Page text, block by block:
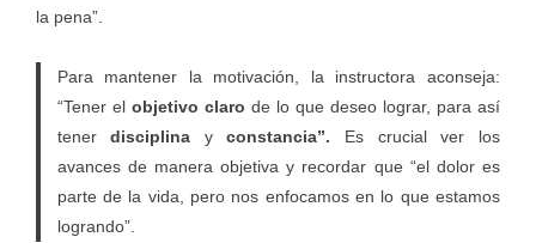
la pena”.
Para mantener la motivación, la instructora aconseja:
“Tener el objetivo claro de lo que deseo lograr, para así
tenerdisciplina yconstancia”. Es crucial ver los
avances de manera objetiva y recordar que “el dolor es
parte de la vida, pero nos enfocamos en lo que estamos
logrando”.